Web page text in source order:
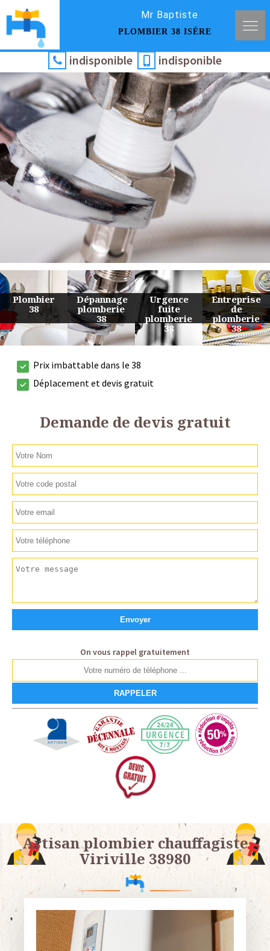
Mr Baptiste
PLOMBIER 38 ISÈRE
indisponible indisponible
Urgence
fuite
plomberie
38
Entreprise
de
plomberie
38
Travaux
de
plomberie
38
Devis
plomberie
38
Prix imbattable dans le 38
Déplacement et devis gratuit
Demande de devis gratuit
On vous rappel gratuitement
Artisan plombier chauffagiste
Viriville 38980